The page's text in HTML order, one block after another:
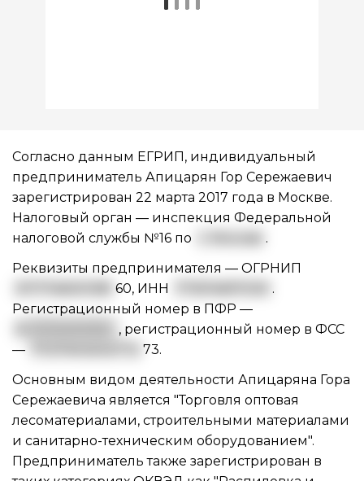
Согласно данным ЕГРИП, индивидуальный
предприниматель Апицарян Гор Сережаевич
зарегистрирован 22 марта 2017 года в Москве.
Налоговый орган — инспекция Федеральной
налоговой службы №16 по
.
Реквизиты предпринимателя — ОГРНИП
60, ИНН
.
Регистрационный номер в ПФР —
, регистрационный номер в ФСС
—
73.
Основным видом деятельности Апицаряна Гора
Сережаевича является "Торговля оптовая
лесоматериалами, строительными материалами
и санитарно-техническим оборудованием".
Предприниматель также зарегистрирован в